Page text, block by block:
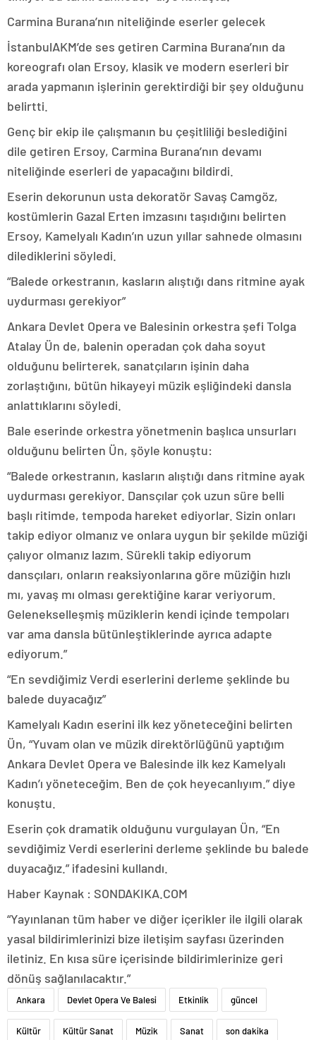
Carmina Burana’nın niteliğinde eserler gelecek
İstanbulAKM’de ses getiren Carmina Burana’nın da
koreografı olan Ersoy, klasik ve modern eserleri bir
arada yapmanın işlerinin gerektirdiği bir şey olduğunu
belirtti.
Genç bir ekip ile çalışmanın bu çeşitliliği beslediğini
dile getiren Ersoy, Carmina Burana’nın devamı
niteliğinde eserleri de yapacağını bildirdi.
Eserin dekorunun usta dekoratör Savaş Camgöz,
kostümlerin Gazal Erten imzasını taşıdığını belirten
Ersoy, Kamelyalı Kadın’ın uzun yıllar sahnede olmasını
dilediklerini söyledi.
“Balede orkestranın, kasların alıştığı dans ritmine ayak
uydurması gerekiyor”
Ankara Devlet Opera ve Balesinin orkestra şefi Tolga
Atalay Ün de, balenin operadan çok daha soyut
olduğunu belirterek, sanatçıların işinin daha
zorlaştığını, bütün hikayeyi müzik eşliğindeki dansla
anlattıklarını söyledi.
Bale eserinde orkestra yönetmenin başlıca unsurları
olduğunu belirten Ün, şöyle konuştu:
“Balede orkestranın, kasların alıştığı dans ritmine ayak
uydurması gerekiyor. Dansçılar çok uzun süre belli
başlı ritimde, tempoda hareket ediyorlar. Sizin onları
takip ediyor olmanız ve onlara uygun bir şekilde müziği
çalıyor olmanız lazım. Sürekli takip ediyorum
dansçıları, onların reaksiyonlarına göre müziğin hızlı
mı, yavaş mı olması gerektiğine karar veriyorum.
Gelenekselleşmiş müziklerin kendi içinde tempoları
var ama dansla bütünleştiklerinde ayrıca adapte
ediyorum.”
“En sevdiğimiz Verdi eserlerini derleme şeklinde bu
balede duyacağız”
Kamelyalı Kadın eserini ilk kez yöneteceğini belirten
Ün, “Yuvam olan ve müzik direktörlüğünü yaptığım
Ankara Devlet Opera ve Balesinde ilk kez Kamelyalı
Kadın’ı yöneteceğim. Ben de çok heyecanlıyım.” diye
konuştu.
Eserin çok dramatik olduğunu vurgulayan Ün, “En
sevdiğimiz Verdi eserlerini derleme şeklinde bu balede
duyacağız.” ifadesini kullandı.
Haber Kaynak : SONDAKIKA.COM
“Yayınlanan tüm haber ve diğer içerikler ile ilgili olarak
yasal bildirimlerinizi bize iletişim sayfası üzerinden
iletiniz. En kısa süre içerisinde bildirimlerinize geri
dönüş sağlanılacaktır.”
Ankara Devlet Opera Ve Balesi Etkinlik güncel
Kültür Kültür Sanat Müzik Sanat son dakika